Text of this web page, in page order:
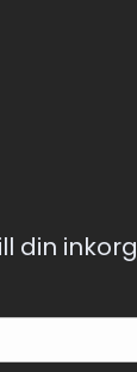
din inkorg